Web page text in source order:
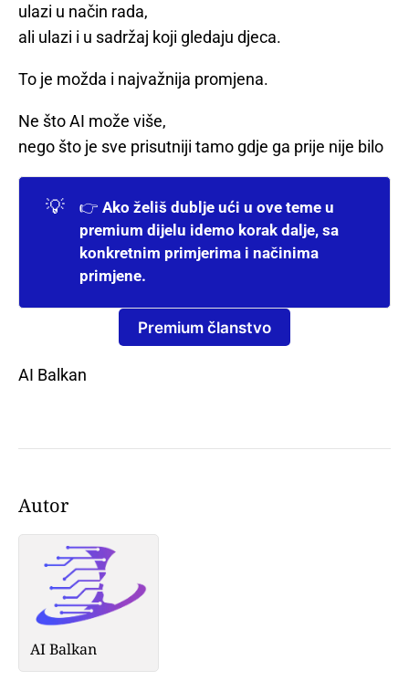
ulazi u način rada,
ali ulazi i u sadržaj koji gledaju djeca.
To je možda i najvažnija promjena.
Ne što AI može više,
nego što je sve prisutniji tamo gdje ga prije nije bilo
💡 👉Ako želiš dublje ući u ove teme u
premium dijelu idemo korak dalje, sa
konkretnim primjerima i načinima
primjene.
Premium članstvo
AI Balkan
Autor
AI Balkan